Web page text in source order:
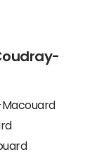
Macouard